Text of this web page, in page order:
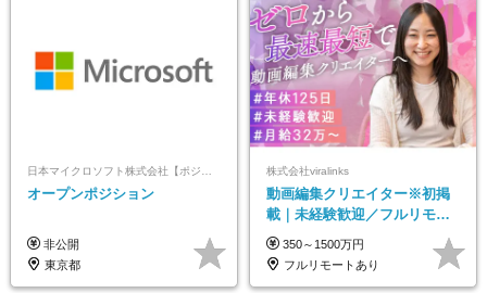
オープンポジション
非公開
東京都
株式会社viralinks
動画編集クリエイター※初掲
載｜未経験歓迎／フルリモー
トOK／月給32万＋賞与
350～1500万円
フルリモートあり